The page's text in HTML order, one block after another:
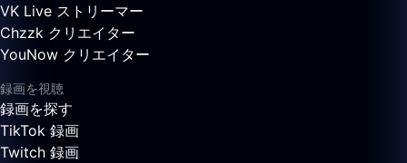
VK Live ストリーマー
Chzzk クリエイター
YouNow クリエイター
録画を視聴
録画を探す
TikTok 録画
Twitch 録画